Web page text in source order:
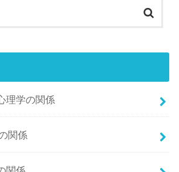
理学の関係
関係